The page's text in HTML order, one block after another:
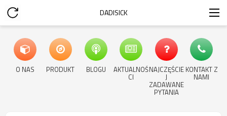
DADISICK
O NAS PRODUKT BLOGU AKTUALNOŚ
CI
NAJCZĘŚCIE
J
ZADAWANE
PYTANIA
KONTAKT Z
NAMI